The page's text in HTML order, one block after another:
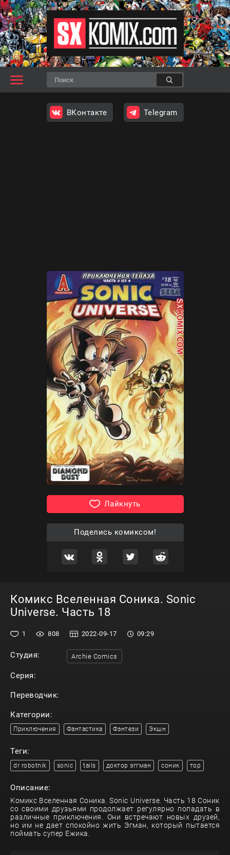
ВКонтакте Telegram
Лайкнуть
Поделись комиксом!
Комикс Вселенная Соника. Sonic
Universe. Часть 18
1 808 2022-09-17 09:29
Студия: Archie Comics
Серия:
Переводчик:
Категории:
Приключения Фантастика Фэнтези Экшн
Теги:
dr robotnik sonic tails доктор эггман соник тор
Описание:
Комикс Вселенная Соника. Sonic Universe. Часть 18 Соник
со своими друзьями продолжает регулярно попадать в
различные приключения. Они встречают новых друзей,
но им не дает спокойно жить Эгман, который пытается
поймать супер Ежика.